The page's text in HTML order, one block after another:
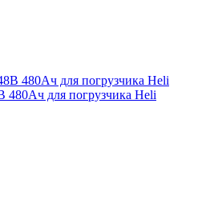
480Ач для погрузчика Heli